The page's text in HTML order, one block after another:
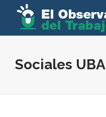
Sociales UBA